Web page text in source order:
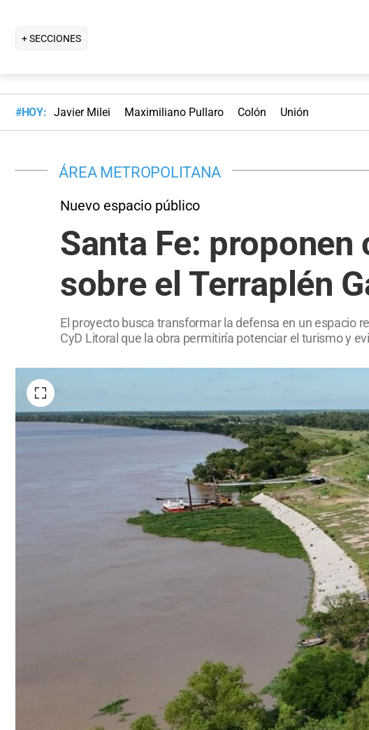
+ SECCIONES
#HOY: Javier Milei Maximiliano Pullaro Colón Unión
ÁREA METROPOLITANA
Nuevo espacio público
Santa Fe:
sobre el Terraplén
El proyecto busca transformar la defensa en un espacio
CyD Litoral que la obra permitiría potenciar el turismo y